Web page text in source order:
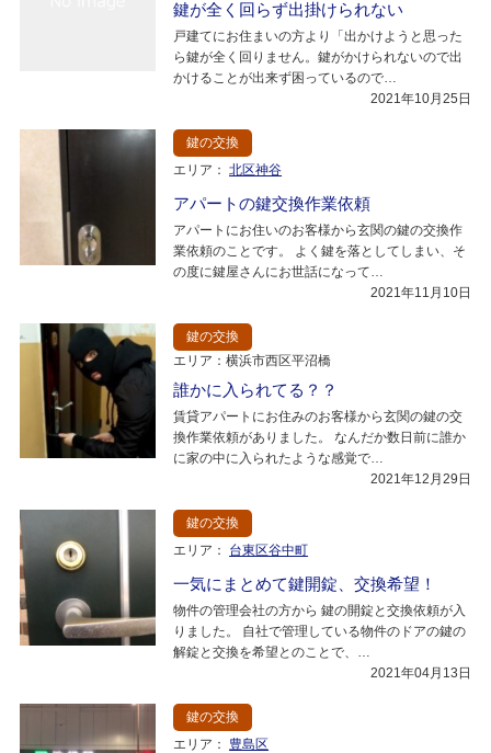
鍵が全く回らず出掛けられない
戸建てにお住まいの方より「出かけようと思った
ら鍵が全く回りません。鍵がかけられないので出
かけることが出来ず困っているので…
2021年10月25日
鍵の交換
エリア： 北区神谷
アパートの鍵交換作業依頼
アパートにお住いのお客様から玄関の鍵の交換作
業依頼のことです。 よく鍵を落としてしまい、そ
の度に鍵屋さんにお世話になって…
2021年11月10日
鍵の交換
エリア：横浜市西区平沼橋
誰かに入られてる？？
賃貸アパートにお住みのお客様から玄関の鍵の交
換作業依頼がありました。 なんだか数日前に誰か
に家の中に入られたような感覚で…
2021年12月29日
鍵の交換
エリア：
台東区谷中町
一気にまとめて鍵開錠、交換希望！
物件の管理会社の方から 鍵の開錠と交換依頼が入
りました。 自社で管理している物件のドアの鍵の
解錠と交換を希望とのことで、…
2021年04月13日
鍵の交換
エリア：
豊島区